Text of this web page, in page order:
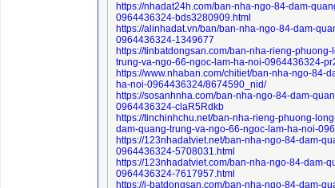
https://nhadat24h.com/ban-nha-ngo-84-dam-
0964436324-bds3280909.html
https://alinhadat.vn/ban/ban-nha-ngo-84-dam-
0964436324-1349677
https://tinbatdongsan.com/ban-nha-rieng-
trung-va-ngo-66-ngoc-lam-ha-noi-0964436324-
https://www.nhaban.com/chitiet/ban-nha-ngo-84-
ha-noi-0964436324/8674590_nid/
https://sosanhnha.com/ban-nha-ngo-84-dam-
0964436324-claR5Rdkb
https://tinchinhchu.net/ban-nha-rieng-phuong-
dam-quang-trung-va-ngo-66-ngoc-lam-ha-noi-
https://123nhadatviet.net/ban-nha-ngo-84-dam-
0964436324-5708031.html
https://123nhadatviet.com/ban-nha-ngo-84-dam-
0964436324-7617957.html
https://i-batdongsan.com/ban-nha-ngo-84-dam-